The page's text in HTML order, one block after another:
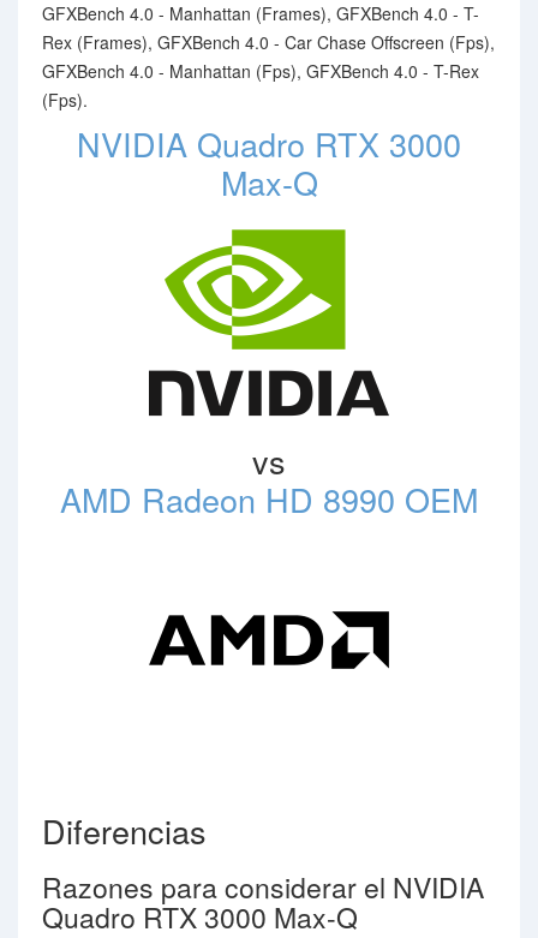
GFXBench 4.0 - Manhattan (Frames), GFXBench 4.0 - T-
Rex (Frames), GFXBench 4.0 - Car Chase Offscreen (Fps),
GFXBench 4.0 - Manhattan (Fps), GFXBench 4.0 - T-Rex
(Fps).
NVIDIA Quadro RTX 3000
Max-Q
vs
AMD Radeon HD 8990 OEM
Diferencias
Razones para considerar el NVIDIA
Quadro RTX 3000 Max-Q